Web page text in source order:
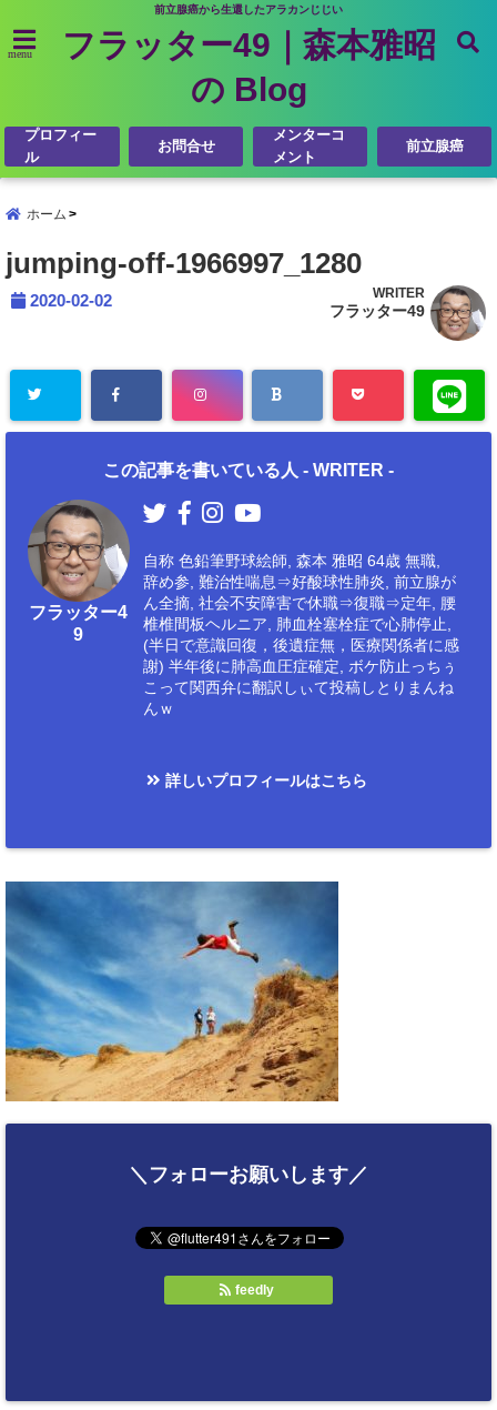
前立腺癌から生還したアラカンじじい
menu
フラッター49｜森本雅昭
の Blog
プロフィー
ル
お問合せ
メンターコ
メント
前立腺癌
ホーム
jumping-off-1966997_1280
2020-02-02 WRITER
フラッター49
この記事を書いている人 - WRITER -
フラッター4
9
自称 色鉛筆野球絵師, 森本 雅昭 64歳 無職,
辞め参, 難治性喘息⇒好酸球性肺炎, 前立腺が
ん全摘, 社会不安障害で休職⇒復職⇒定年, 腰
椎椎間板ヘルニア, 肺血栓塞栓症で心肺停止,
(半日で意識回復，後遺症無，医療関係者に感
謝) 半年後に肺高血圧症確定, ボケ防止っちぅ
こって関西弁に翻訳しぃて投稿しとりまんね
んｗ
詳しいプロフィールはこちら
＼フォローお願いします／
feedly